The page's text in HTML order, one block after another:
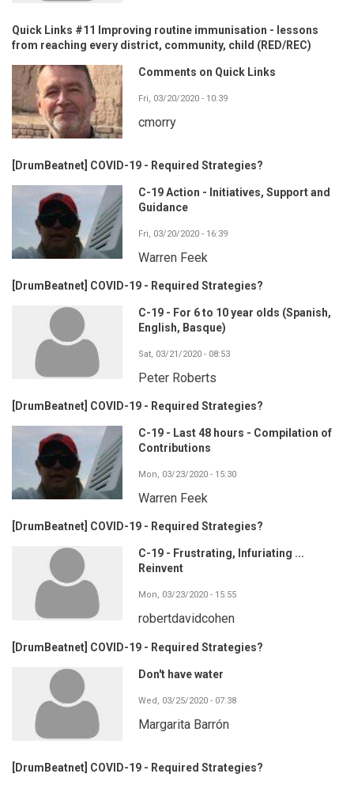
Quick Links #11 Improving routine immunisation - lessons
from reaching every district, community, child (RED/REC)
Comments on Quick Links
Fri, 03/20/2020 - 10:39
cmorry
[DrumBeatnet] COVID-19 - Required Strategies?
C-19 Action - Initiatives, Support and
Guidance
Fri, 03/20/2020 - 16:39
Warren Feek
[DrumBeatnet] COVID-19 - Required Strategies?
C-19 - For 6 to 10 year olds (Spanish,
English, Basque)
Sat, 03/21/2020 - 08:53
Peter Roberts
[DrumBeatnet] COVID-19 - Required Strategies?
C-19 - Last 48 hours - Compilation of
Contributions
Mon, 03/23/2020 - 15:30
Warren Feek
[DrumBeatnet] COVID-19 - Required Strategies?
C-19 - Frustrating, Infuriating ...
Reinvent
Mon, 03/23/2020 - 15:55
robertdavidcohen
[DrumBeatnet] COVID-19 - Required Strategies?
Don't have water
Wed, 03/25/2020 - 07:38
Margarita Barrón
[DrumBeatnet] COVID-19 - Required Strategies?